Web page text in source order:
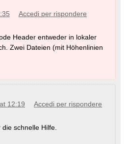
di nazioni differenti,
è un pò traballante, e avrete una
altre con sfondo bianco. Fino a
creare cannot create mappe
solo rettangoli), il
Tuttavia c'è la possibilità di
che viene aggiornata ogni
la Mappa Europea qui (è
support/europe-map
vs Non
Accedi per rispondere
Header entweder in lokaler
Zwei Dateien (mit Höhenlinien
12:19 Accedi per rispondere
schnelle Hilfe.